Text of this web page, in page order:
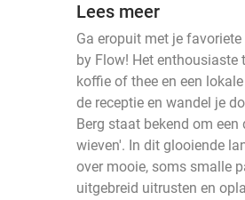
Lees meer
Ga eropuit met je
by Flow! Het
koffie of thee en een
de receptie en wandel je
Berg staat bekend om
wieven'. In dit glooiende
over mooie, soms smalle
uitgebreid uitrusten en